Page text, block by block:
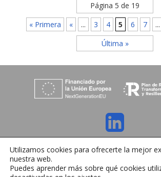
Página 5 de 19
« Primera
« ... 3 4 5 6 7 ...
Última »
C/ Orense 6, 36970 Sanxenxo,
Tlfno:+34 986 72 35 64| E-mail:
Utilizamos cookies para ofrecerte la mejor
nuestra web.
Puedes aprender más sobre qué cookies